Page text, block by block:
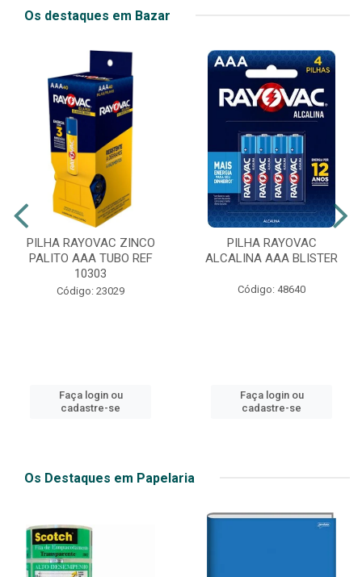
Os destaques em Bazar
PILHA RAYOVAC ZINCO
PALITO AAA TUBO REF
10303
Código: 23029
Faça login ou
cadastre-se
PILHA RAYOVAC
ALCALINA AAA BLISTER
Código: 48640
Faça login ou
cadastre-se
Os Destaques em Papelaria